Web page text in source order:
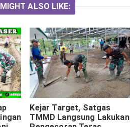
ALSO LIKE:
Kejar Target, Satgas
TMMD Langsung Lakukan